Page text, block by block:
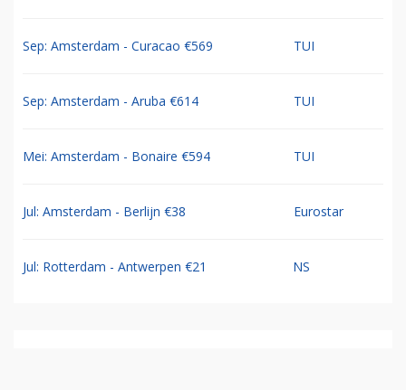
Sep: Amsterdam - Curacao €569 TUI
Sep: Amsterdam - Aruba €614 TUI
Mei: Amsterdam - Bonaire €594 TUI
Jul: Amsterdam - Berlijn €38 Eurostar
Jul: Rotterdam - Antwerpen €21 NS